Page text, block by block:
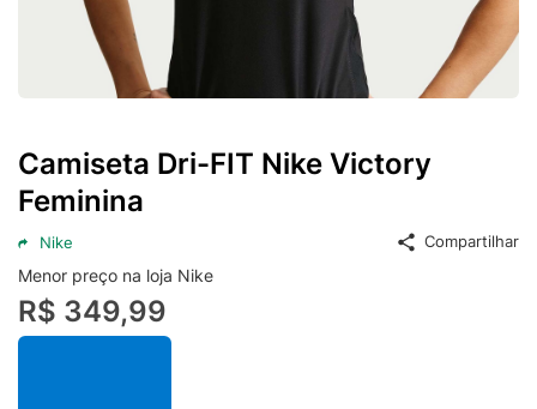
Camiseta Dri-FIT Nike Victory
Feminina
Nike Compartilhar
Menor preço na loja Nike
R$ 349,99